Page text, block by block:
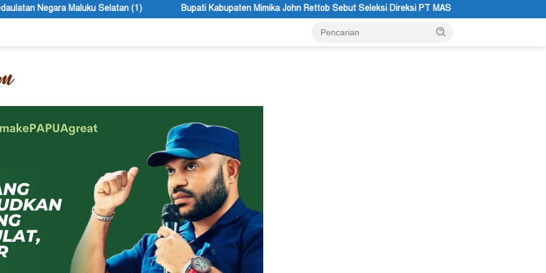
(1) Bupati Kabupaten Mimika John Rettob Sebut Seleksi Direksi PT MAS Wajib Lewat Mekanisme RUPS